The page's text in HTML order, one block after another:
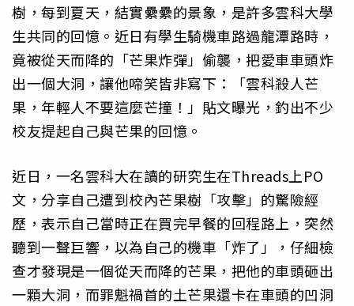
樹，每到夏天，結實纍纍的景象，是許多雲科大學
生共同的回憶。近日有學生騎機車路過龍潭路時，
竟被從天而降的「芒果炸彈」偷襲，把愛車車頭炸
出一個大洞，讓他啼笑皆非寫下：「雲科殺人芒
果，年輕人不要這麼芒撞！」貼文曝光，釣出不少
校友提起自己與芒果的回憶。
近日，一名雲科大在讀的研究生在Threads上PO
文，分享自己遭到校內芒果樹「攻擊」的驚險經
歷，表示自己當時正在買完早餐的回程路上，突然
聽到一聲巨響，以為自己的機車「炸了」，仔細檢
查才發現是一個從天而降的芒果，把他的車頭砸出
一顆大洞，而罪魁禍首的土芒果還卡在車頭的凹洞